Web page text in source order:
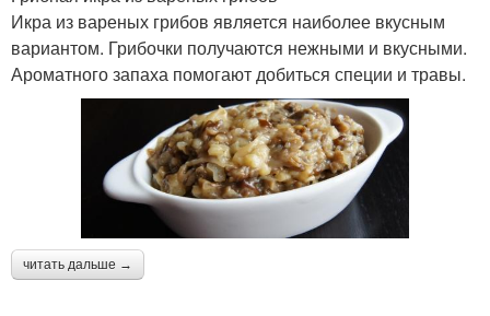
Икра из вареных грибов является наиболее вкусным
вариантом. Грибочки получаются нежными и вкусными.
Ароматного запаха помогают добиться специи и травы.
читать дальше →